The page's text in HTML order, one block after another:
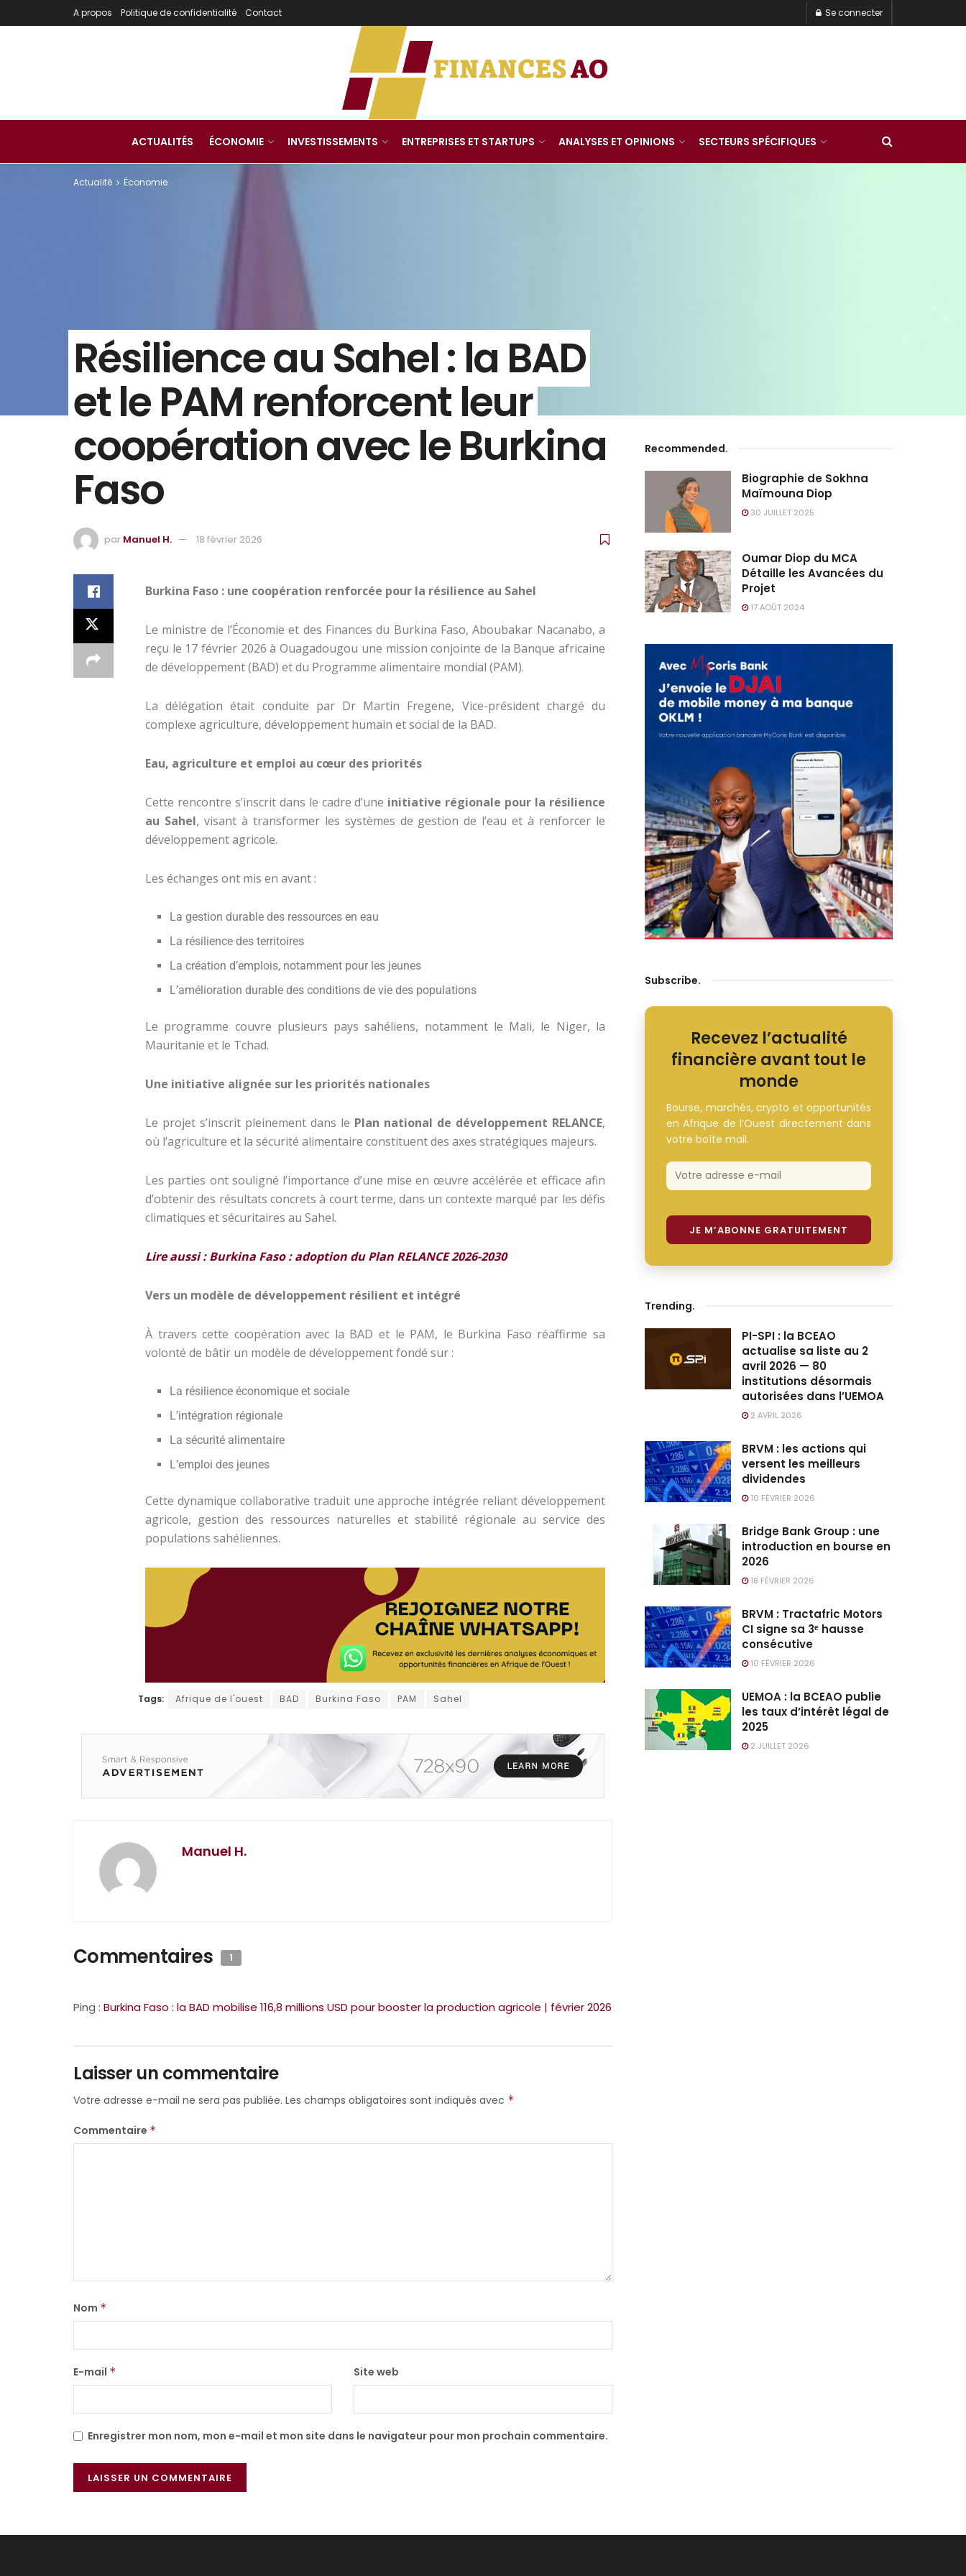
A propos Politique de confidentialité Contact Se connecter
ACTUALITÉS ÉCONOMIE INVESTISSEMENTS ENTREPRISES ET STARTUPS ANALYSES ET OPINIONS SECTEURS SPÉCIFIQUES
Actualité Économie
Résilience au Sahel : la BAD
et le PAM renforcent leur
coopération avec le Burkina
Faso
par Manuel H. 18 février 2026
Burkina Faso : une coopération renforcée pour la résilience au Sahel
Le ministre de l’Économie et des Finances du Burkina Faso, Aboubakar Nacanabo, a
reçu le 17 février 2026 à Ouagadougou une mission conjointe de la Banque africaine
de développement (BAD) et du Programme alimentaire mondial (PAM).
La délégation était conduite par Dr Martin Fregene, Vice-président chargé du
complexe agriculture, développement humain et social de la BAD.
Eau, agriculture et emploi au cœur des priorités
Cette rencontre s’inscrit dans le cadre d’une initiative régionale pour la résilience
au Sahel, visant à transformer les systèmes de gestion de l’eau et à renforcer le
développement agricole.
Les échanges ont mis en avant :
La gestion durable des ressources en eau
La résilience des territoires
La création d’emplois, notamment pour les jeunes
L’amélioration durable des conditions de vie des populations
Le programme couvre plusieurs pays sahéliens, notamment le Mali, le Niger, la
Mauritanie et le Tchad.
Une initiative alignée sur les priorités nationales
Le projet s’inscrit pleinement dans le Plan national de développement RELANCE,
où l’agriculture et la sécurité alimentaire constituent des axes stratégiques majeurs.
Les parties ont souligné l’importance d’une mise en œuvre accélérée et efficace afin
d’obtenir des résultats concrets à court terme, dans un contexte marqué par les défis
climatiques et sécuritaires au Sahel.
Lire aussi :Burkina Faso : adoption du Plan RELANCE 2026-2030
Vers un modèle de développement résilient et intégré
À travers cette coopération avec la BAD et le PAM, le Burkina Faso réaffirme sa
volonté de bâtir un modèle de développement fondé sur :
La résilience économique et sociale
L’intégration régionale
La sécurité alimentaire
L’emploi des jeunes
Cette dynamique collaborative traduit une approche intégrée reliant développement
agricole, gestion des ressources naturelles et stabilité régionale au service des
populations sahéliennes.
Tags: Afrique de l'ouest BAD Burkina Faso PAM Sahel
Manuel H.
Commentaires 1
Ping : Burkina Faso : la BAD mobilise 116,8 millions USD pour booster la production agricole | février 2026
Laisser un commentaire
Votre adresse e-mail ne sera pas publiée. Les champs obligatoires sont indiqués avec *
Commentaire *
Nom *
E-mail * Site web
Enregistrer mon nom, mon e-mail et mon site dans le navigateur pour mon prochain commentaire.
Recommended.
Biographie de Sokhna
Maïmouna Diop
30 JUILLET 2025
Oumar Diop du MCA
Détaille les Avancées du
Projet
17 AOÛT 2024
Subscribe.
Recevez l’actualité
financière avant tout le
monde
Bourse, marchés, crypto et opportunités
en Afrique de l’Ouest directement dans
votre boîte mail.
Trending.
PI-SPI : la BCEAO
actualise sa liste au 2
avril 2026 — 80
institutions désormais
autorisées dans l’UEMOA
2 AVRIL 2026
BRVM : les actions qui
versent les meilleurs
dividendes
10 FÉVRIER 2026
Bridge Bank Group : une
introduction en bourse en
2026
18 FÉVRIER 2026
BRVM : Tractafric Motors
CI signe sa 3ᵉ hausse
consécutive
10 FÉVRIER 2026
UEMOA : la BCEAO publie
les taux d’intérêt légal de
2025
2 JUILLET 2026